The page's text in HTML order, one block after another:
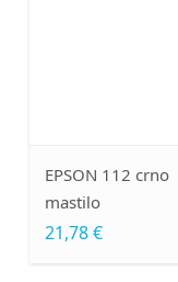
112 crno